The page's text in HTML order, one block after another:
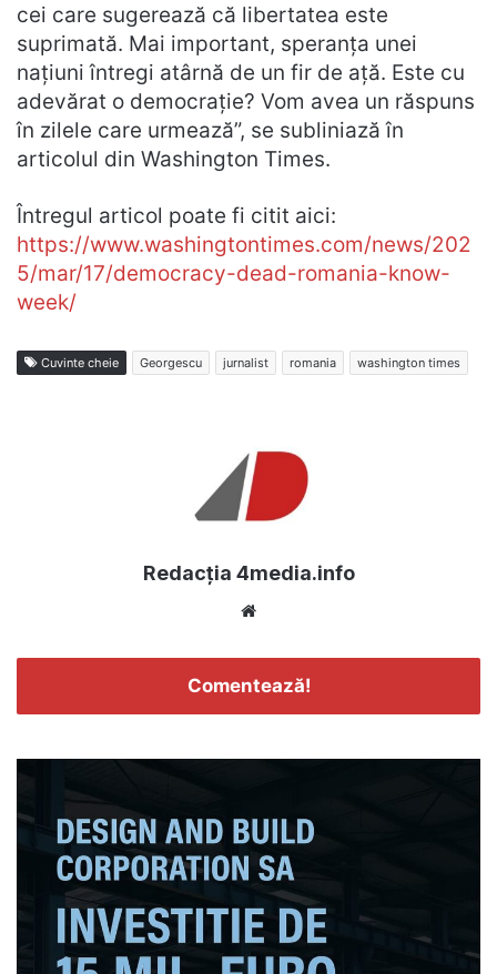
cei care sugerează că libertatea este
suprimată. Mai important, speranța unei
națiuni întregi atârnă de un fir de ață. Este cu
adevărat o democrație? Vom avea un răspuns
în zilele care urmează”, se subliniază în
articolul din Washington Times.
Întregul articol poate fi citit aici:
https://www.washingtontimes.com/news/202
5/mar/17/democracy-dead-romania-know-
week/
Cuvinte cheie Georgescu jurnalist romania washington times
Redacția 4media.info
Comentează!